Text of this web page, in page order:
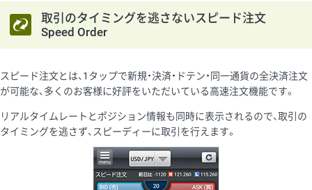
取引のタイミングを逃さないスピード注文
Speed Order
スピード注文とは、1タップで新規・決済・ドテン・同一通貨の全決済注文
が可能な、多くのお客様に好評をいただいている高速注文機能です。
リアルタイムレートとポジション情報も同時に表示されるので、取引の
タイミングを逃さず、スピーディーに取引を行えます。